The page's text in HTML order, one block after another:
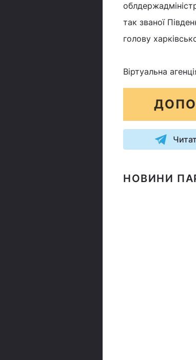
так званої
голову
Віртуальна
НОВИНИ